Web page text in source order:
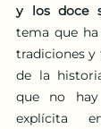
y los doce
tema que
tradiciones y
de la
que no
explícita